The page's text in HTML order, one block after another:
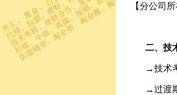
【分公司
二、技术
→技术
→过渡